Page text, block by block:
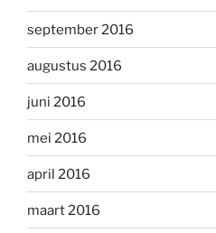
september 2016
augustus 2016
juni 2016
mei 2016
april 2016
maart 2016